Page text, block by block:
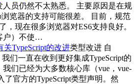
人员仍然不太熟悉。 主要原因是在规
览器的支持可能很差。 目前，规范
，现在很多浏览器对ES6支持良好。
户）不使…
关TypeScript的改进类型改进 自
们一直在收到更好集成TypeScript的
们已经为大多数核心库（vue，vue-
了官方的TypeScript类型声明。然